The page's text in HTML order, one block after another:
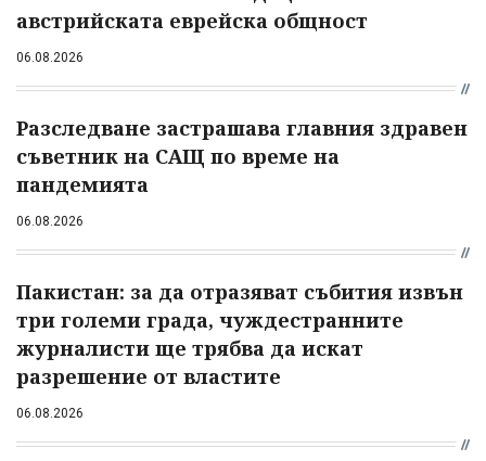
австрийската еврейска общност
06.08.2026
Разследване застрашава главния здравен
съветник на САЩ по време на
пандемията
06.08.2026
Пакистан: за да отразяват събития извън
три големи града, чуждестранните
журналисти ще трябва да искат
разрешение от властите
06.08.2026